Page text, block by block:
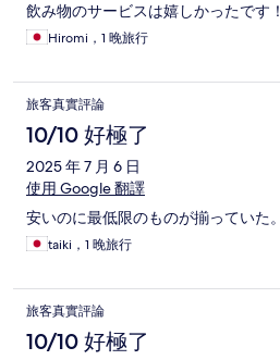
飲み物のサービスは嬉しかったです！
Hiromi，1 晚旅行
旅客真實評論
10/10 好極了
2025 年 7 月 6 日
使用 Google 翻譯
安いのに最低限のものが揃っていた。
taiki，1 晚旅行
旅客真實評論
10/10 好極了